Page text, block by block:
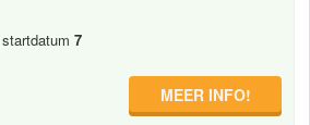
7
MEER INFO!